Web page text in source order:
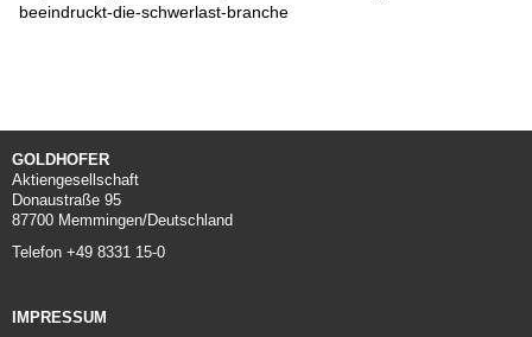
beeindruckt-die-schwerlast-branche
GOLDHOFER
Aktiengesellschaft
Donaustraße 95
87700 Memmingen/Deutschland
Telefon +49 8331 15-0
IMPRESSUM